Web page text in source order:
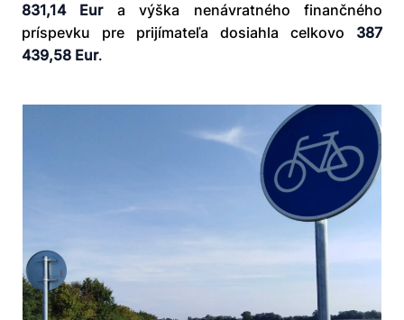
831,14 Eura výška nenávratného finančného
príspevku pre prijímateľa dosiahla celkovo 387
439,58 Eur.